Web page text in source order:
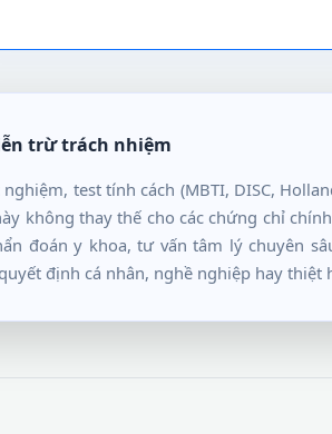
trừ trách nhiệm
test tính cách (MBTI, DISC,
không thay thế cho các chứng chỉ
đoán y khoa, tư vấn tâm lý chuyên
định cá nhân, nghề nghiệp hay